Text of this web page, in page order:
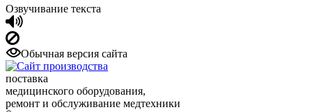
Озвучивание текста
Обычная версия сайта
поставка
медицинского оборудования,
ремонт и обслуживание медтехники